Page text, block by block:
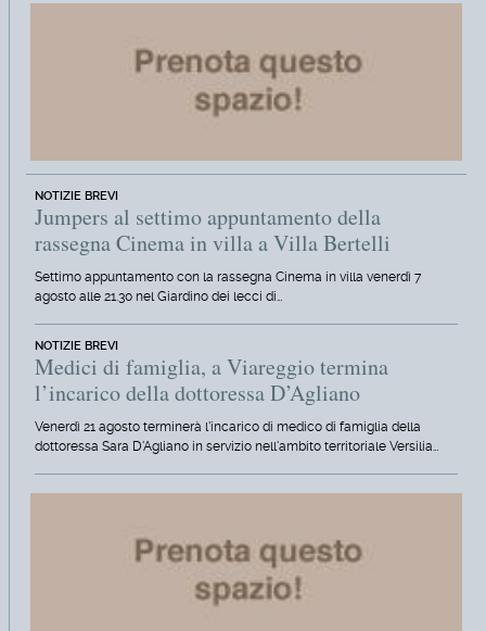
NOTIZIE BREVI
Jumpers al settimo appuntamento della
rassegna Cinema in villa a Villa Bertelli
Settimo appuntamento con la rassegna Cinema in villa venerdì 7
agosto alle 21.30 nel Giardino dei lecci di…
NOTIZIE BREVI
Medici di famiglia, a Viareggio termina
l’incarico della dottoressa D’Agliano
Venerdì 21 agosto terminerà l'incarico di medico di famiglia della
dottoressa Sara D'Agliano in servizio nell'ambito territoriale Versilia…